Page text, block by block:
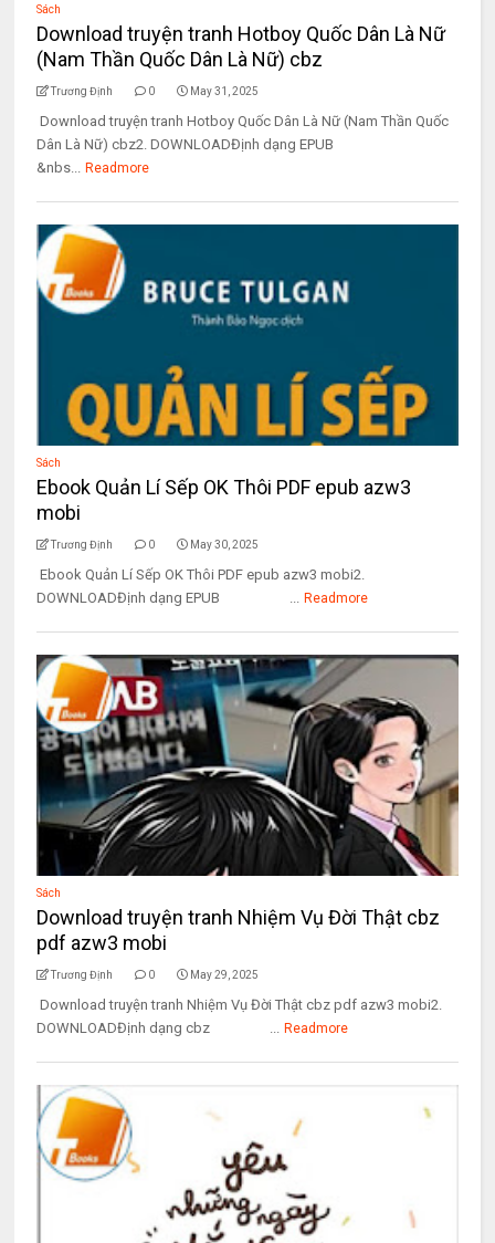
Sách
Download truyện tranh Hotboy Quốc Dân Là Nữ
(Nam Thần Quốc Dân Là Nữ) cbz
Trương Định 0 May 31, 2025
Download truyện tranh Hotboy Quốc Dân Là Nữ (Nam Thần Quốc
Dân Là Nữ) cbz2. DOWNLOADĐịnh dạng EPUB
&nbs... Readmore
Sách
Ebook Quản Lí Sếp OK Thôi PDF epub azw3
mobi
Trương Định 0 May 30, 2025
Ebook Quản Lí Sếp OK Thôi PDF epub azw3 mobi2.
DOWNLOADĐịnh dạng EPUB ... Readmore
Sách
Download truyện tranh Nhiệm Vụ Đời Thật cbz
pdf azw3 mobi
Trương Định 0 May 29, 2025
Download truyện tranh Nhiệm Vụ Đời Thật cbz pdf azw3 mobi2.
DOWNLOADĐịnh dạng cbz ... Readmore